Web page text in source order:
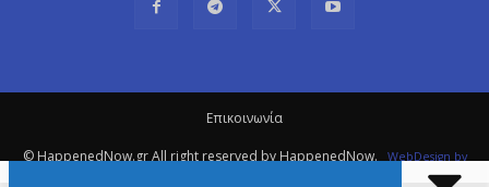
Eπικοινωνία
© HappenedNow.gr All right reserved by HappenedNow. WebDesign by